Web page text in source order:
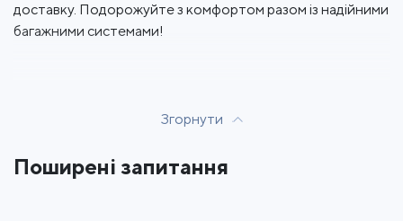
доставку. Подорожуйте з комфортом разом із надійними
багажними системами!
Згорнути
Поширені запитання